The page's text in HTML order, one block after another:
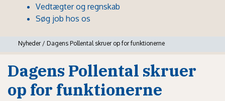
Vedtægter og regnskab
Søg job hos os
Nyheder / Dagens Pollental skruer op for funktionerne
Dagens Pollental skruer
op for funktionerne